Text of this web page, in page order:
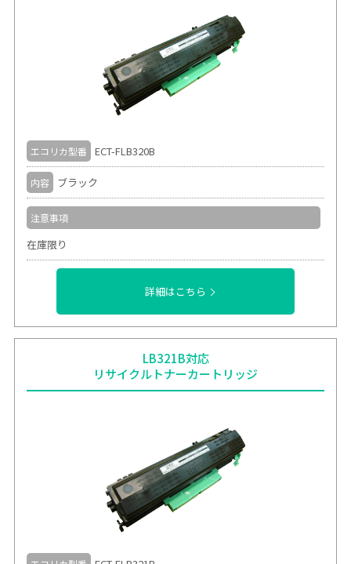
エコリカ型番 ECT-FLB320B
内容 ブラック
注意事項
在庫限り
詳細はこちら
LB321B対応
リサイクルトナーカートリッジ